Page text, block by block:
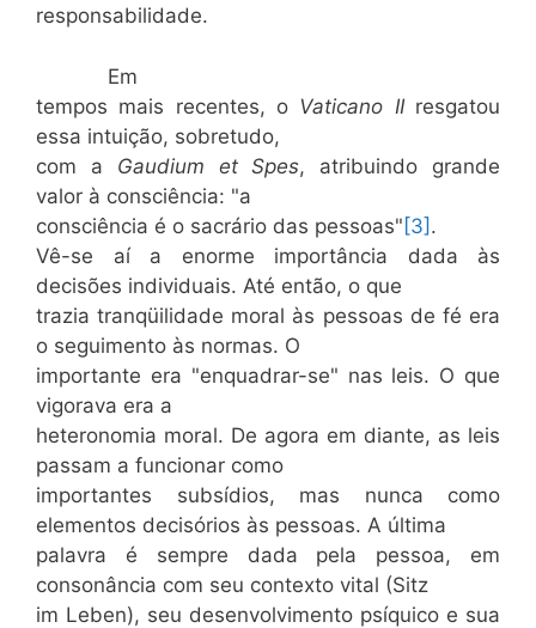
responsabilidade.
Em
tempos mais recentes, o Vaticano IIresgatou
essa intuição, sobretudo,
com a Gaudium et Spes, atribuindo grande
valor à consciência: "a
consciência é o sacrário das pessoas" [3] .
Vê-se aí a enorme importância dada às
decisões individuais. Até então, o que
trazia tranqüilidade moral às pessoas de fé era
o seguimento às normas. O
importante era "enquadrar-se" nas leis. O que
vigorava era a
heteronomia moral. De agora em diante, as leis
passam a funcionar como
importantes subsídios, mas nunca como
elementos decisórios às pessoas. A última
palavra é sempre dada pela pessoa, em
consonância com seu contexto vital (Sitz
im Leben), seu desenvolvimento psíquico e sua